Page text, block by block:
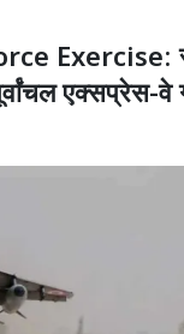
Exercise:
एक्सप्रेस-